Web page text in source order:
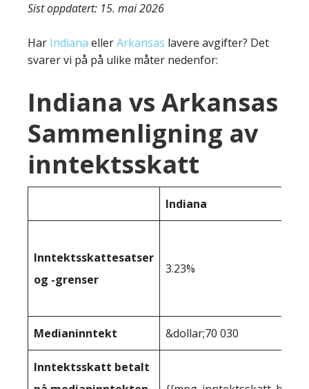
Sist oppdatert: 15. mai 2026
Har Indiana ellerArkansas lavere avgifter? Det
svarer vi på på ulike måter nedenfor:
Indiana vs Arkansas
Sammenligning av
inntektsskatt
Indiana
Inntektsskattesatser
og -grenser
3.23%
Medianinntekt &dollar;70 030
Inntektsskatt betalt